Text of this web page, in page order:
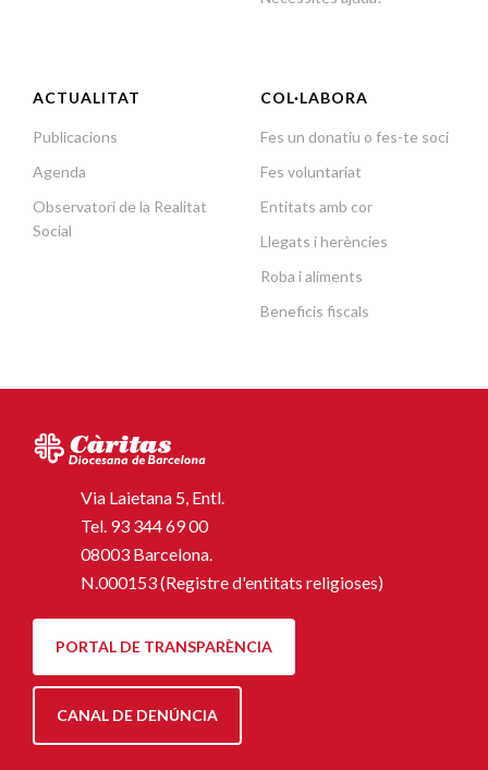
ACTUALITAT
Publicacions
Agenda
Observatori de la Realitat
Social
COL·LABORA
Fes un donatiu o fes-te soci
Fes voluntariat
Entitats amb cor
Llegats i herències
Roba i aliments
Beneficis fiscals
Via Laietana 5, Entl.
Tel. 93 344 69 00
08003 Barcelona.
N.000153 (Registre d'entitats religioses)
PORTAL DE TRANSPARÈNCIA
CANAL DE DENÚNCIA